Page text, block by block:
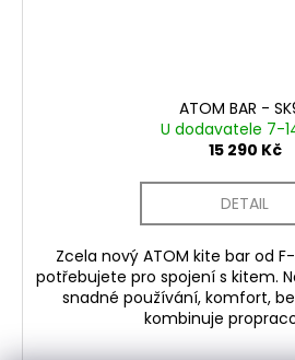
ATOM BAR -
U dodavatele 7-
15 290 Kč
DETAIL
Zcela nový ATOM kite bar od
potřebujete pro spojení s kitem.
snadné používání, komfort,
kombinuje